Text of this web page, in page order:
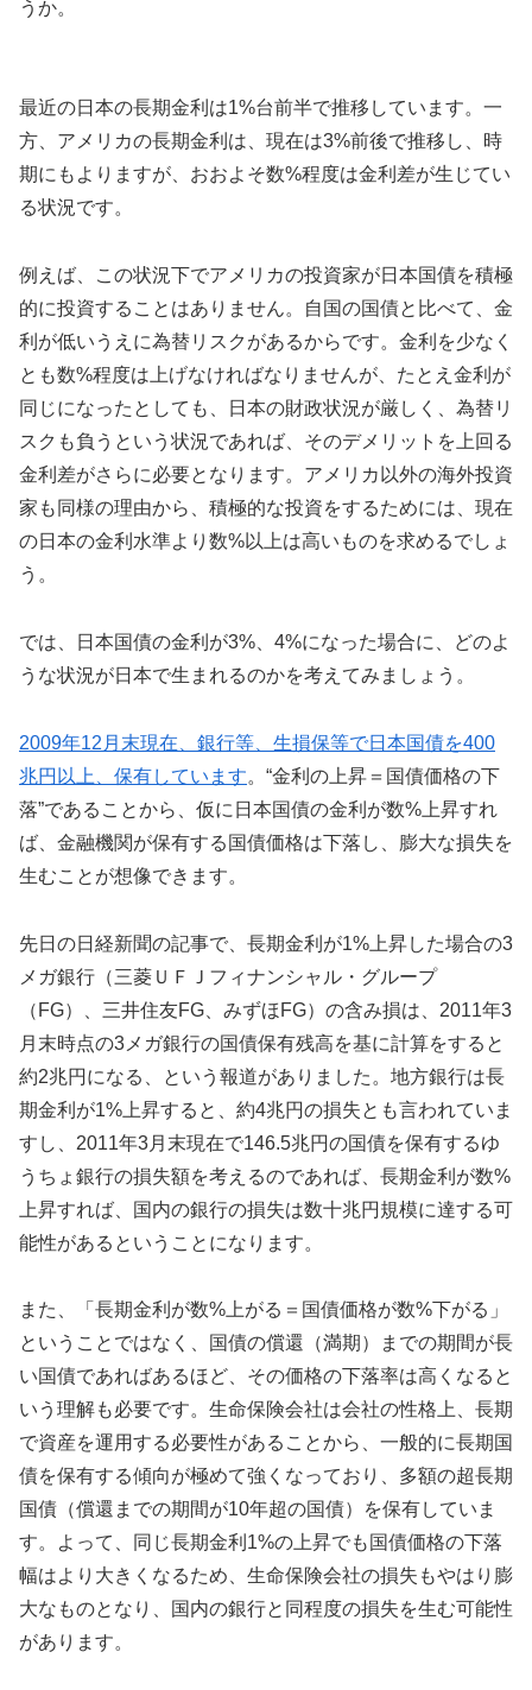
うか。
最近の日本の長期金利は1%台前半で推移しています。一
方、アメリカの長期金利は、現在は3%前後で推移し、時
期にもよりますが、おおよそ数%程度は金利差が生じてい
る状況です。
例えば、この状況下でアメリカの投資家が日本国債を積極
的に投資することはありません。自国の国債と比べて、金
利が低いうえに為替リスクがあるからです。金利を少なく
とも数%程度は上げなければなりませんが、たとえ金利が
同じになったとしても、日本の財政状況が厳しく、為替リ
スクも負うという状況であれば、そのデメリットを上回る
金利差がさらに必要となります。アメリカ以外の海外投資
家も同様の理由から、積極的な投資をするためには、現在
の日本の金利水準より数%以上は高いものを求めるでしょ
う。
では、日本国債の金利が3%、4%になった場合に、どのよ
うな状況が日本で生まれるのかを考えてみましょう。
2009年12月末現在、銀行等、生損保等で日本国債を400
兆円以上、保有しています。“金利の上昇＝国債価格の下
落”であることから、仮に日本国債の金利が数%上昇すれ
ば、金融機関が保有する国債価格は下落し、膨大な損失を
生むことが想像できます。
先日の日経新聞の記事で、長期金利が1%上昇した場合の3
メガ銀行（三菱ＵＦＪフィナンシャル・グループ
（FG）、三井住友FG、みずほFG）の含み損は、2011年3
月末時点の3メガ銀行の国債保有残高を基に計算をすると
約2兆円になる、という報道がありました。地方銀行は長
期金利が1%上昇すると、約4兆円の損失とも言われていま
すし、2011年3月末現在で146.5兆円の国債を保有するゆ
うちょ銀行の損失額を考えるのであれば、長期金利が数%
上昇すれば、国内の銀行の損失は数十兆円規模に達する可
能性があるということになります。
また、「長期金利が数%上がる＝国債価格が数%下がる」
ということではなく、国債の償還（満期）までの期間が長
い国債であればあるほど、その価格の下落率は高くなると
いう理解も必要です。生命保険会社は会社の性格上、長期
で資産を運用する必要性があることから、一般的に長期国
債を保有する傾向が極めて強くなっており、多額の超長期
国債（償還までの期間が10年超の国債）を保有していま
す。よって、同じ長期金利1%の上昇でも国債価格の下落
幅はより大きくなるため、生命保険会社の損失もやはり膨
大なものとなり、国内の銀行と同程度の損失を生む可能性
があります。